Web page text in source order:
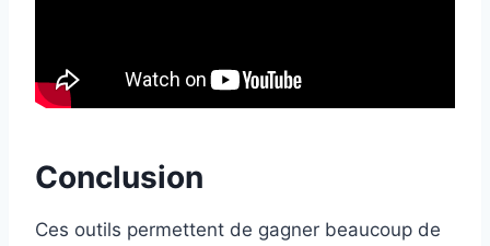
Conclusion
Ces outils permettent de gagner beaucoup de